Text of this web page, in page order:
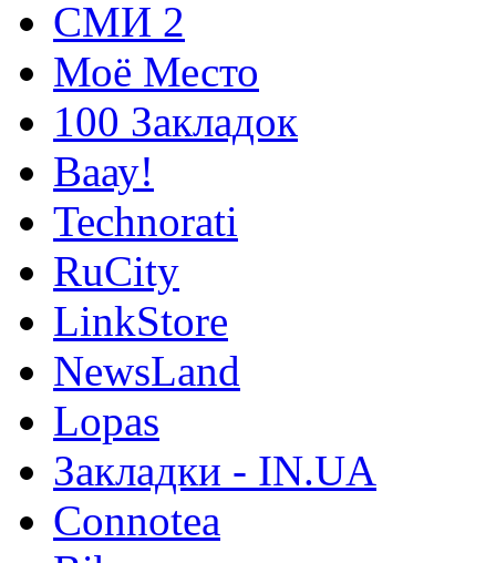
СМИ 2
Моё Место
100 Закладок
Ваау!
Technorati
RuCity
LinkStore
NewsLand
Lopas
Закладки - IN.UA
Connotea